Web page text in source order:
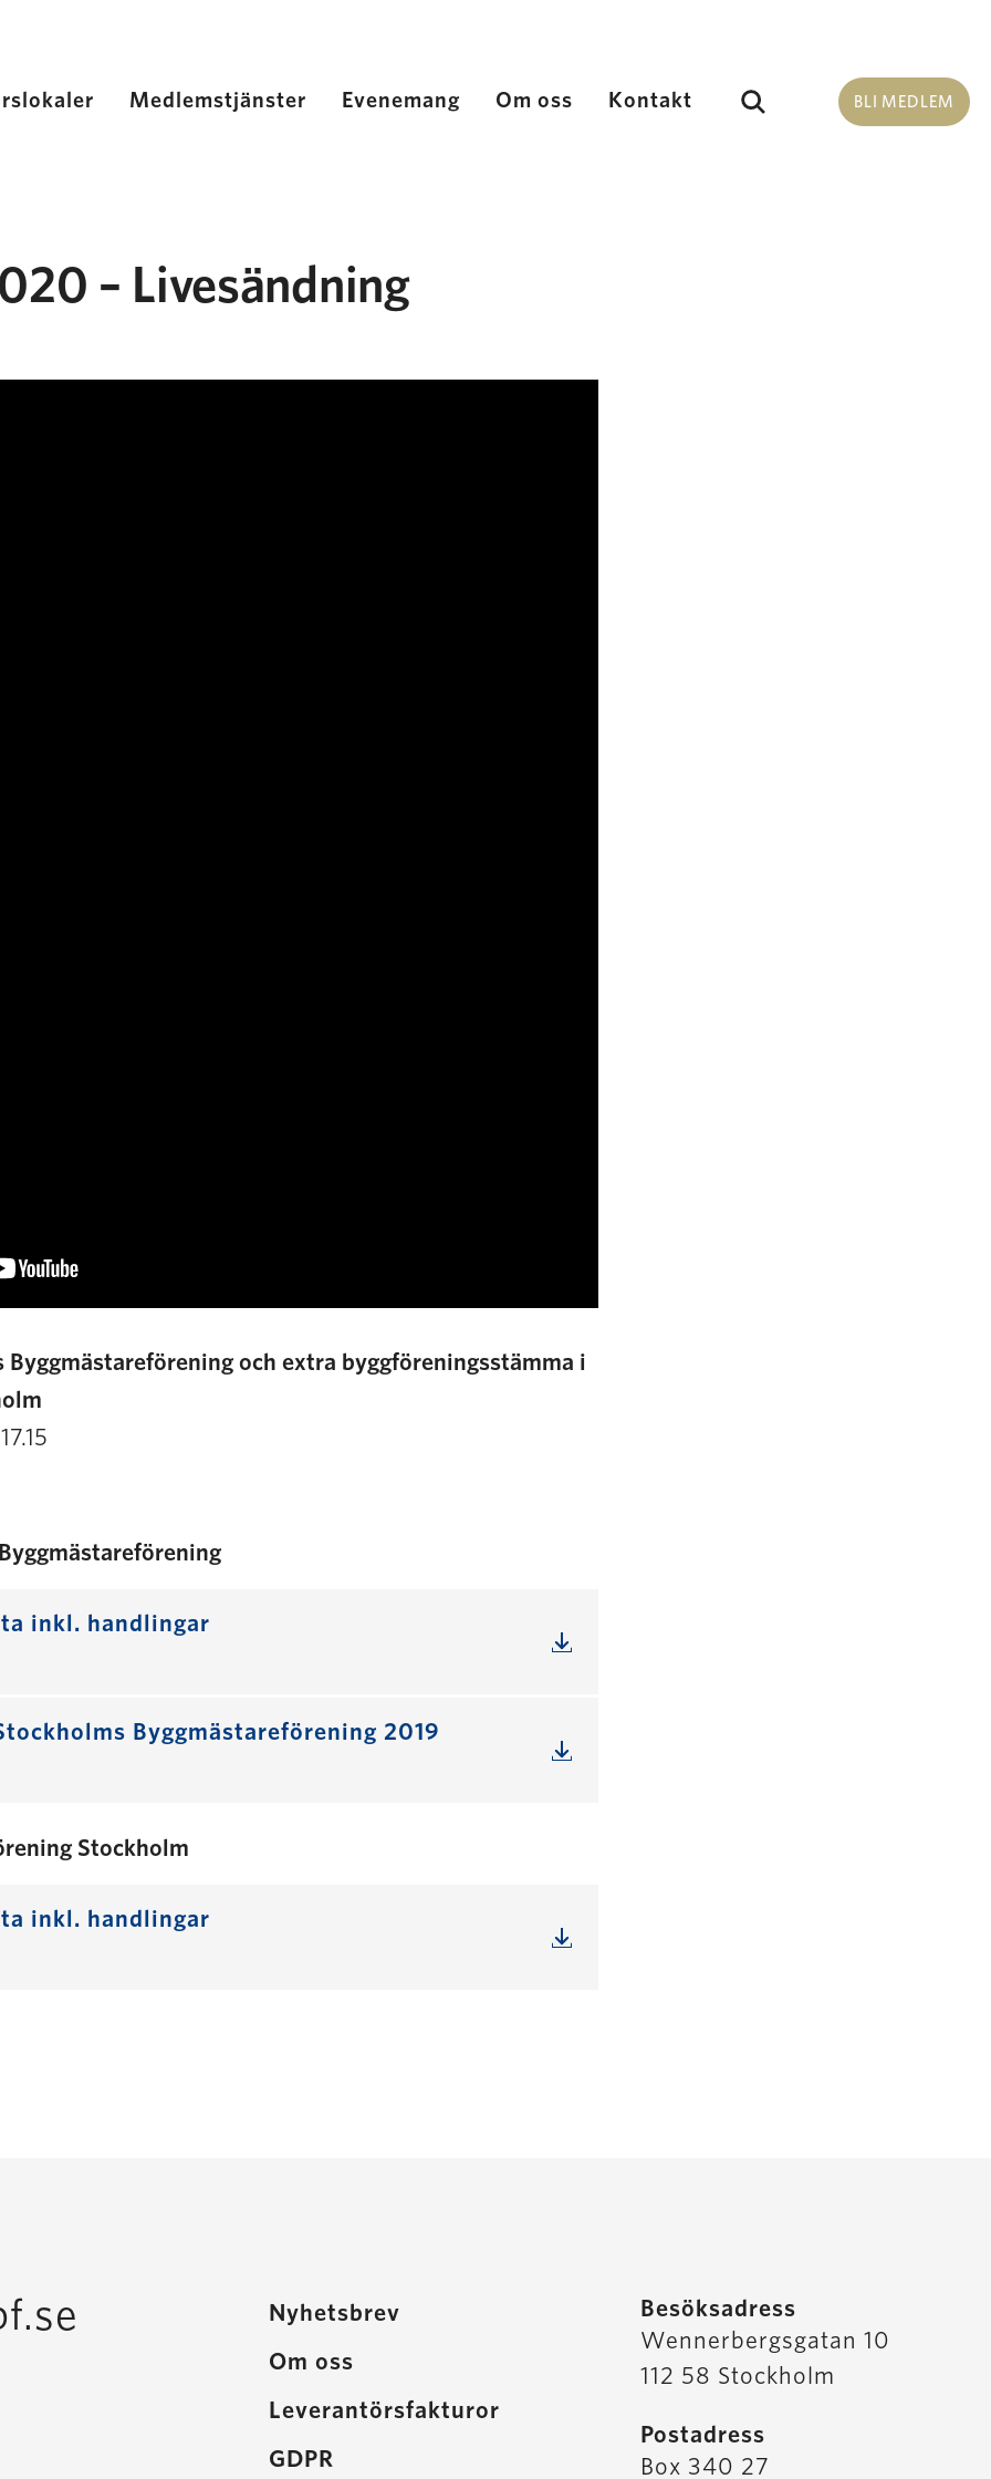
Medlemstjänster Evenemang Om oss Kontakt Sök BLI MEDLEM
– Livesändning
och extra byggföreningsstämma i
inkl. handlingar
Byggmästareförening 2019
Stockholm
inkl. handlingar
Nyhetsbrev
Om oss
Leverantörsfakturor
GDPR
Besöksadress
Wennerbergsgatan 10
112 58 Stockholm
Postadress
Box 340 27